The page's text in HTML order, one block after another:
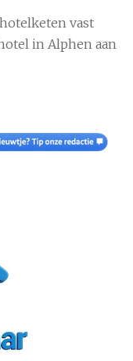
vast
in Alphen aan